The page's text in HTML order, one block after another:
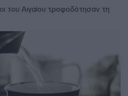
του Αιγαίου τροφοδότησαν τη